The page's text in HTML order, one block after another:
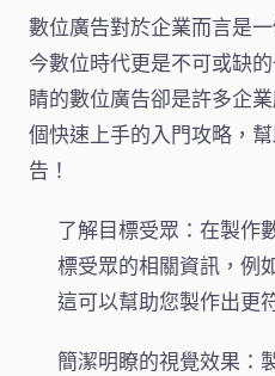
數位廣告對於企業而言是
今數位時代更是不可或缺
睛的數位廣告卻是許多企
個快速上手的入門攻略，
告！
了解目標受眾：在製作
標受眾的相關資訊，例
這可以幫助您製作出更
簡潔明瞭的視覺效果：